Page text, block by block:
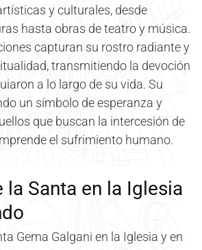
y culturales, desde
hasta obras de teatro y música.
capturan su rostro radiante y
transmitiendo la devoción
a lo largo de su vida. Su
un símbolo de esperanza y
que buscan la intercesión de
el sufrimiento humano.
la Santa en la Iglesia
Gema Galgani en la Iglesia y en